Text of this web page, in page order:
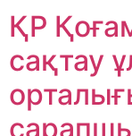
ҚР
сақтау